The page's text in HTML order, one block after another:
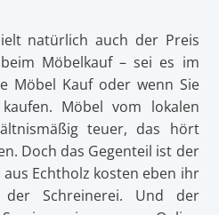
natürlich auch der Preis
Möbelkauf – sei es im
Möbel Kauf oder wenn Sie
Möbel vom lokalen
teuer, das hört
Doch das Gegenteil ist der
Echtholz kosten eben ihr
Schreinerei. Und der